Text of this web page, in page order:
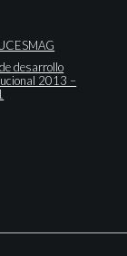
desarrollo
2013 –